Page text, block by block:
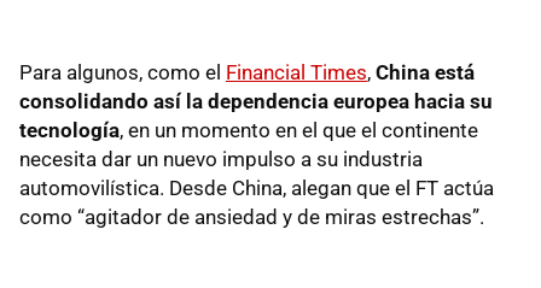
Para algunos, como el Financial Times, China está
consolidando así la dependencia europea hacia su
tecnología, en un momento en el que el continente
necesita dar un nuevo impulso a su industria
automovilística. Desde China, alegan que el FT actúa
como “agitador de ansiedad y de miras estrechas”.